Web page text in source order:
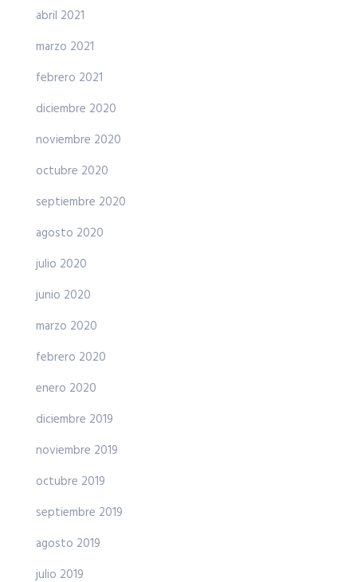
abril 2021
marzo 2021
febrero 2021
diciembre 2020
noviembre 2020
octubre 2020
septiembre 2020
agosto 2020
julio 2020
junio 2020
marzo 2020
febrero 2020
enero 2020
diciembre 2019
noviembre 2019
octubre 2019
septiembre 2019
agosto 2019
julio 2019